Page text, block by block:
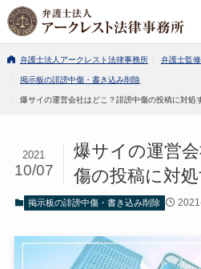
弁護士法人アークレスト法律事務所 弁護士監
掲示板の誹謗中傷・書き込み削除
爆サイの運営会社はどこ？誹謗中傷の投稿に対処
爆サイの運営
傷の投稿に対
2021
10/07
掲示板の誹謗中傷・書き込み削除